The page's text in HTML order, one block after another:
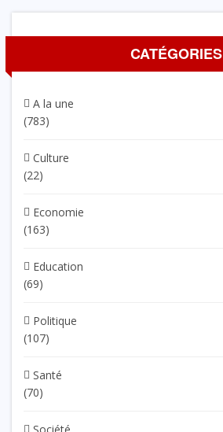
CATÉGORIES
A la une
(783)
Culture
(22)
Economie
(163)
Education
(69)
Politique
(107)
Santé
(70)